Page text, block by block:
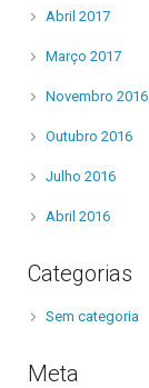
Abril 2017
Março 2017
Novembro 2016
Outubro 2016
Julho 2016
Abril 2016
Categorias
Sem categoria
Meta